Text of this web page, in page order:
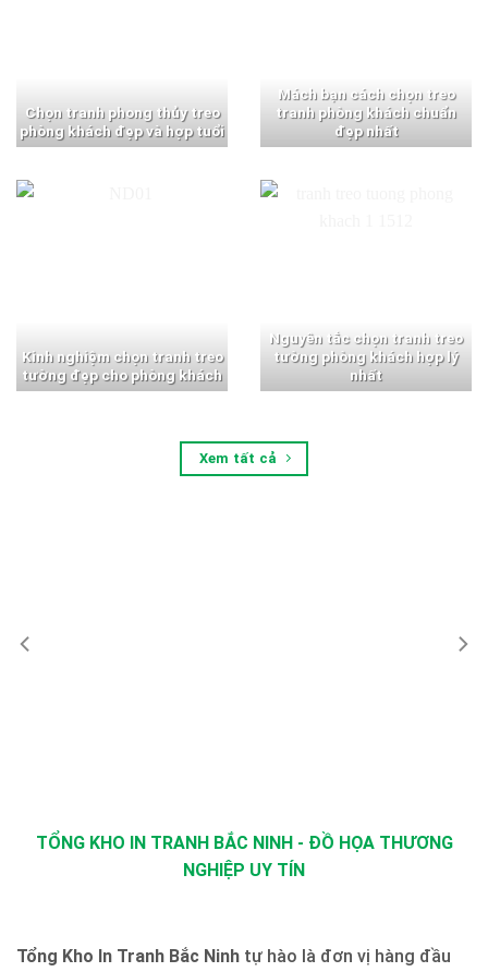
Chọn tranh phong thủy treo
phòng khách đẹp và hợp tuổi
Mách bạn cách chọn treo
tranh phòng khách chuẩn
đẹp nhất
Kinh nghiệm chọn tranh treo
tường đẹp cho phòng khách
Nguyên tắc chọn tranh treo
tường phòng khách hợp lý
nhất
Xem tất cả
TỔNG KHO IN TRANH BẮC NINH - ĐỒ HỌA THƯƠNG
NGHIỆP UY TÍN
Tổng Kho In Tranh Bắc Ninh tự hào là đơn vị hàng đầu